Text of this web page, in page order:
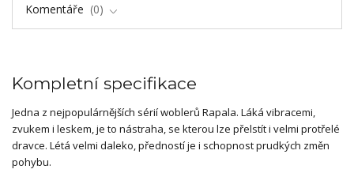
Komentáře
0
Kompletní specifikace
Jedna z nejpopulárnějších sérií woblerů Rapala. Láká vibracemi,
zvukem i leskem, je to nástraha, se kterou lze přelstít i velmi protřelé
dravce. Létá velmi daleko, předností je i schopnost prudkých změn
pohybu.